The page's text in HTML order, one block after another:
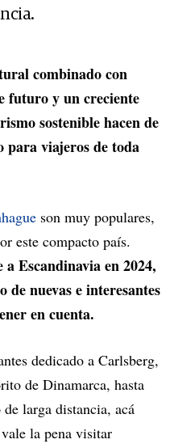
combinado con
futuro y un creciente
sostenible hacen de
para viajeros de toda
son muy populares,
este compacto país.
Escandinavia en 2024,
nuevas e interesantes
en cuenta.
dedicado a Carlsberg,
de Dinamarca, hasta
larga distancia, acá
la pena visitar